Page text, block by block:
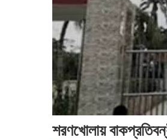
শরণখোলায়